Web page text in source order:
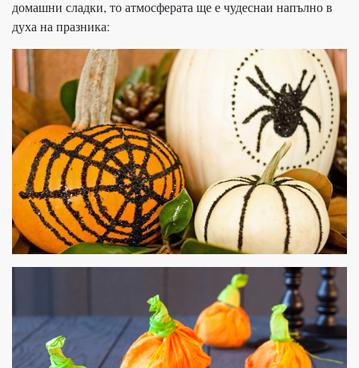
домашни сладки, то атмосферата ще е чудеснаи напълно в
духа на празника: